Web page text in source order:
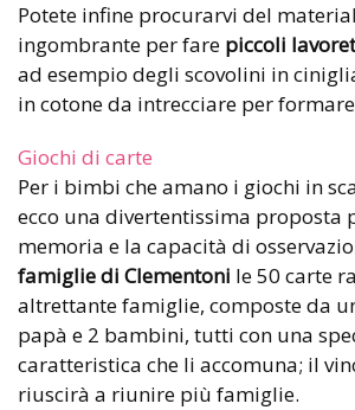
Potete infine procurarvi del
ingombrante per fare piccoli
ad esempio degli scovolini in
in cotone da intrecciare per
Giochi di carte
Per i bimbi che amano i giochi in
ecco una divertentissima proposta
memoria e la capacità di
famiglie di Clementoni le 50 carte
altrettantefamiglie, composte da
papà e 2 bambini, tutti con una
caratteristica che li accomuna; il
riuscirà a riunire più famiglie.